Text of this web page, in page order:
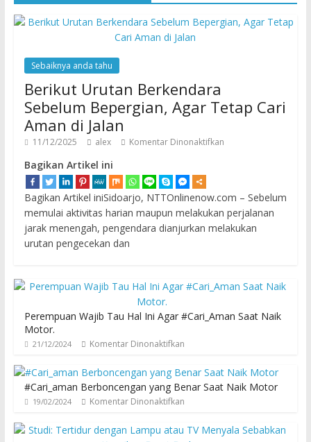
Sebaiknya anda tahu
Berikut Urutan Berkendara
Sebelum Bepergian, Agar Tetap Cari
Aman di Jalan
11/12/2025 alex Komentar Dinonaktifkan
Bagikan Artikel ini
Bagikan Artikel iniSidoarjo, NTTOnlinenow.com – Sebelum
memulai aktivitas harian maupun melakukan perjalanan
jarak menengah, pengendara dianjurkan melakukan
urutan pengecekan dan
Perempuan Wajib Tau Hal Ini Agar #Cari_Aman Saat Naik
Motor.
21/12/2024 Komentar Dinonaktifkan
#Cari_aman Berboncengan yang Benar Saat Naik Motor
19/02/2024 Komentar Dinonaktifkan